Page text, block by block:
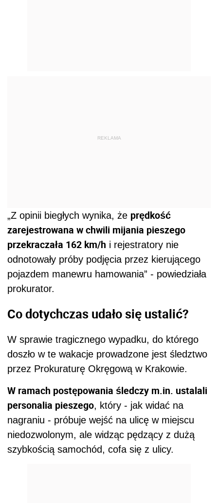
REKLAMA
„Z opinii biegłych wynika, że prędkość
zarejestrowana w chwili mijania pieszego
przekraczała 162 km/h i rejestratory nie
odnotowały próby podjęcia przez kierującego
pojazdem manewru hamowania” - powiedziała
prokurator.
Co dotychczas udało się ustalić?
W sprawie tragicznego wypadku, do którego
doszło w te wakacje prowadzone jest śledztwo
przez Prokuraturę Okręgową w Krakowie.
W ramach postępowania śledczy m.in. ustalali
personalia pieszego, który - jak widać na
nagraniu - próbuje wejść na ulicę w miejscu
niedozwolonym, ale widząc pędzący z dużą
szybkością samochód, cofa się z ulicy.